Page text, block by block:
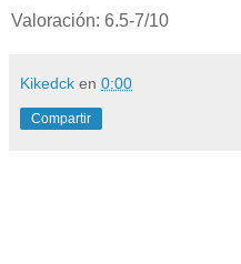
Valoración: 6.5-7/10
Kikedck en 0:00
Compartir